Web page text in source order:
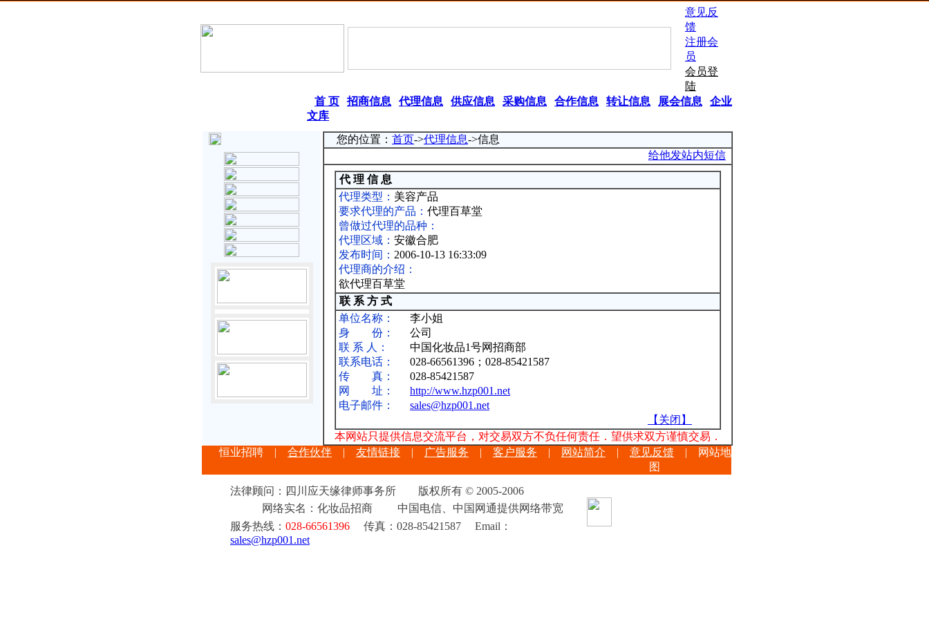
意见反
馈
注册会
员
会员登
陆
首 页 招商信息 代理信息 供应信息 采购信息 合作信息 转让信息 展会信息
企业
文库
您的位置： 首页->代理信息->信息
给他发站内短信
代 理 信 息
代理类型： 美容产品
要求代理的产品： 代理百草堂
曾做过代理的品种：
代理区域： 安徽合肥
发布时间： 2006-10-13 16:33:09
代理商的介绍：
欲代理百草堂
联 系 方 式
单位名称：
李小姐
身 份：
公司
联 系 人：
中国化妆品1号网招商部
联系电话：
028-66561396；028-85421587
传 真：
028-85421587
网 址：
http://www.hzp001.net
电子邮件：
sales@hzp001.net
【关闭】
本网站只提供信息交流平台，对交易双方不负任何责任．望供求双方谨慎交易．
恒业招聘
| 合作伙伴 | 友情链接 | 广告服务 | 客户服务 | 网站简介 | 意见反馈 |
网站地
图
法律顾问：四川应天缘律师事务所 版权所有 © 2005-2006
网络实名：化妆品招商 中国电信、中国网通提供网络带宽
服务热线： 028-66561396 传真：028-85421587 Email：
sales@hzp001.net